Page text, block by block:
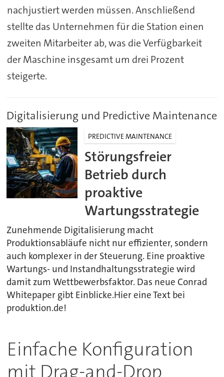
nachjustiert werden müssen. Anschließend
stellte das Unternehmen für die Station einen
zweiten Mitarbeiter ab, was die Verfügbarkeit
der Maschine insgesamt um drei Prozent
steigerte.
Digitalisierung und Predictive Maintenance
PREDICTIVE MAINTENANCE
Störungsfreier
Betrieb durch
proaktive
Wartungsstrategie
Zunehmende Digitalisierung macht
Produktionsabläufe nicht nur effizienter, sondern
auch komplexer in der Steuerung. Eine proaktive
Wartungs- und Instandhaltungsstrategie wird
damit zum Wettbewerbsfaktor. Das neue Conrad
Whitepaper gibt Einblicke.Hier eine Text bei
produktion.de!
Einfache Konfiguration
mit Drag-and-Drop